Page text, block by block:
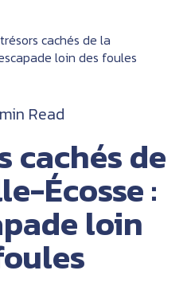
cachés de la
loin des foules
Read
cachés de
Écosse :
loin